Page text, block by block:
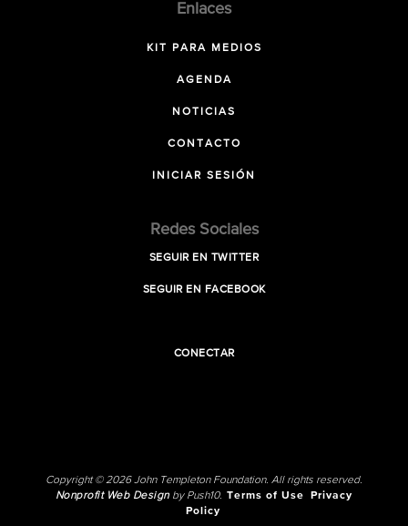
Enlaces
KIT PARA MEDIOS
AGENDA
NOTICIAS
CONTACTO
INICIAR SESIÓN
Redes Sociales
SEGUIR EN TWITTER
SEGUIR EN FACEBOOK
CONECTAR
Copyright © 2026 John Templeton Foundation. All rights reserved.
Nonprofit Web Designby Push10. Terms of Use
Privacy
Policy